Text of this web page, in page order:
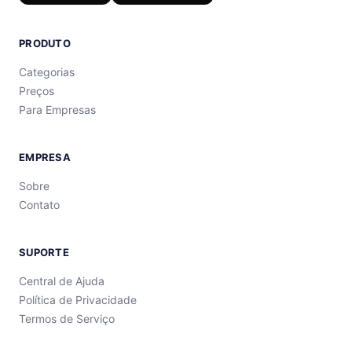
PRODUTO
Categorias
Preços
Para Empresas
EMPRESA
Sobre
Contato
SUPORTE
Central de Ajuda
Política de Privacidade
Termos de Serviço